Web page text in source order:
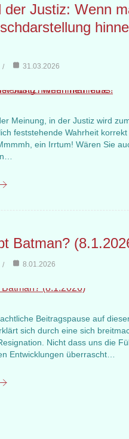
der Justiz: Wenn
31.03.2026
Meinung, in der Justiz wird
feststehende Wahrheit korrekt
ein Irrtum! Wären Sie
Batman?
8.01.2026
Beitragspause auf
sich durch eine sich
Nicht dass uns die
Entwicklungen überrascht…